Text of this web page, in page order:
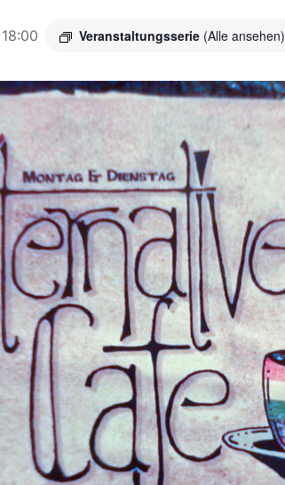
18:00 Veranstaltungsserie (Alle ansehen)